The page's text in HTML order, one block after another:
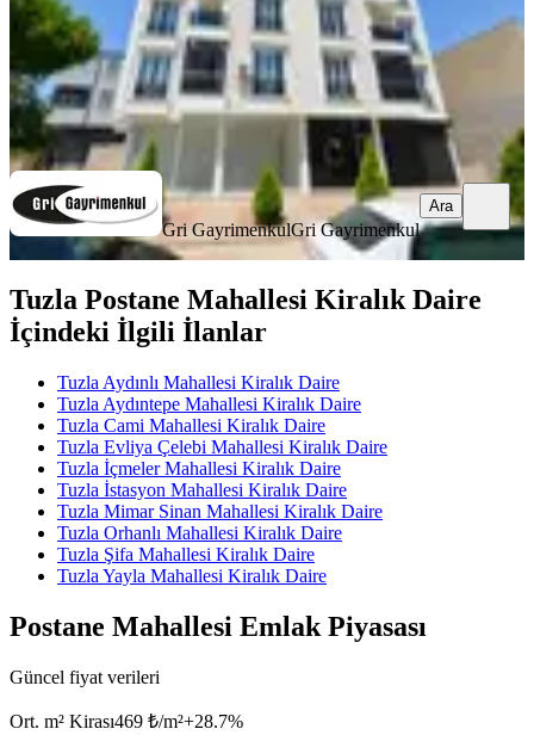
Gri GayrimenkulGri Gayrimenkul
Ara
Gri GayrimenkulGri Gayrimenkul
Ara
Tuzla Postane Mahallesi Kiralık Daire
İçindeki İlgili İlanlar
Tuzla Aydınlı Mahallesi Kiralık Daire
Tuzla Aydıntepe Mahallesi Kiralık Daire
Tuzla Cami Mahallesi Kiralık Daire
Tuzla Evliya Çelebi Mahallesi Kiralık Daire
Tuzla İçmeler Mahallesi Kiralık Daire
Tuzla İstasyon Mahallesi Kiralık Daire
Tuzla Mimar Sinan Mahallesi Kiralık Daire
Tuzla Orhanlı Mahallesi Kiralık Daire
Tuzla Şifa Mahallesi Kiralık Daire
Tuzla Yayla Mahallesi Kiralık Daire
Postane Mahallesi Emlak Piyasası
Güncel fiyat verileri
Ort. m² Kirası469 ₺/m²+28.7%